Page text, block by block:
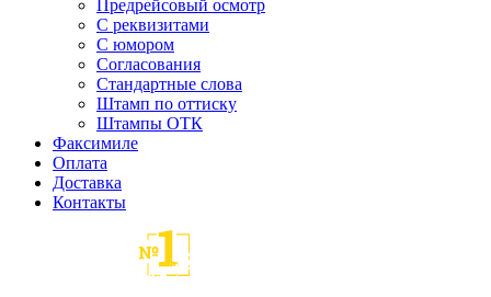
Предрейсовый осмотр
С реквизитами
С юмором
Согласования
Стандартные слова
Штамп по оттиску
Штампы ОТК
Факсимиле
Оплата
Доставка
Контакты